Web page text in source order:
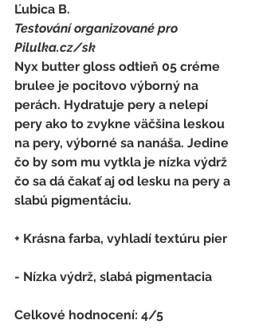
Ľubica B.
Testování organizované pro
Pilulka.cz/sk
Nyx butter gloss odtieň 05 créme
brulee je pocitovo výborný na
perách. Hydratuje pery a nelepí
pery ako to zvykne väčšina leskou
na pery, výborné sa nanáša. Jedine
čo by som mu vytkla je nízka výdrž
čo sa dá čakať aj od lesku na pery a
slabú pigmentáciu.
+ Krásna farba, vyhladí textúru pier
- Nízka výdrž, slabá pigmentacia
Celkové hodnocení: 4/5